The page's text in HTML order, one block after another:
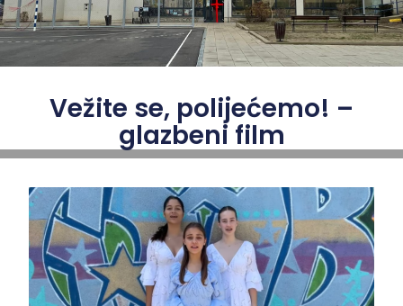
Vežite se, polijećemo! –
glazbeni film